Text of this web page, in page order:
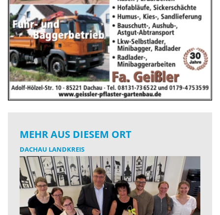
MEHR AUS DIESEM ORT
DACHAU LANDKREIS